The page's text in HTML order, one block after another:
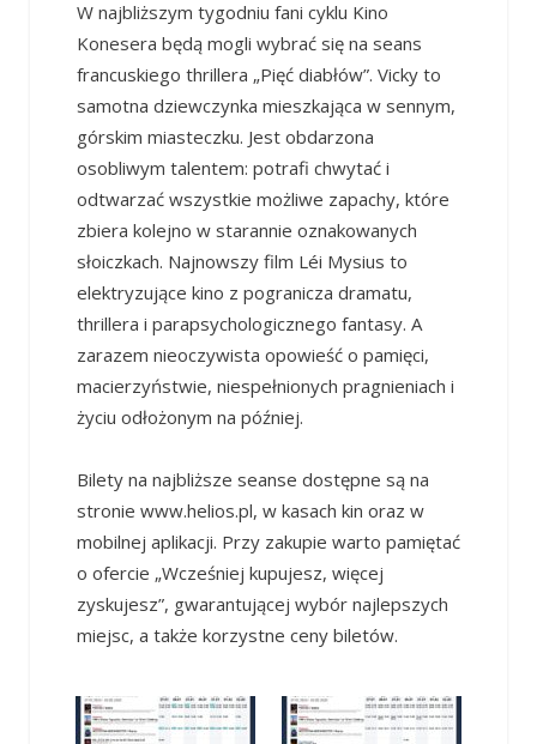
W najbliższym tygodniu fani cyklu Kino
Konesera będą mogli wybrać się na seans
francuskiego thrillera „Pięć diabłów”. Vicky to
samotna dziewczynka mieszkająca w sennym,
górskim miasteczku. Jest obdarzona
osobliwym talentem: potrafi chwytać i
odtwarzać wszystkie możliwe zapachy, które
zbiera kolejno w starannie oznakowanych
słoiczkach. Najnowszy film Léi Mysius to
elektryzujące kino z pogranicza dramatu,
thrillera i parapsychologicznego fantasy. A
zarazem nieoczywista opowieść o pamięci,
macierzyństwie, niespełnionych pragnieniach i
życiu odłożonym na później.
Bilety na najbliższe seanse dostępne są na
stronie www.helios.pl, w kasach kin oraz w
mobilnej aplikacji. Przy zakupie warto pamiętać
o ofercie „Wcześniej kupujesz, więcej
zyskujesz”, gwarantującej wybór najlepszych
miejsc, a także korzystne ceny biletów.